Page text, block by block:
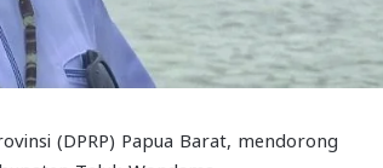
(DPRP) Papua Barat, mendorong